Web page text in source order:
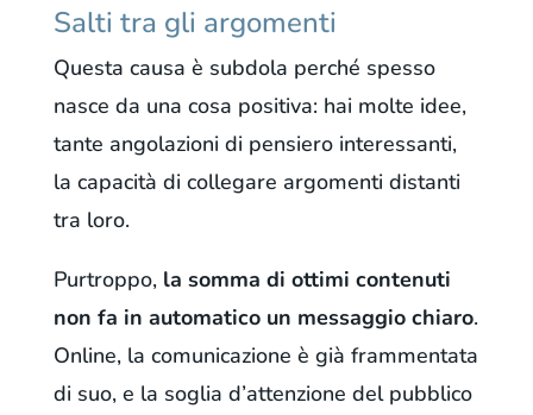
Salti tra gli argomenti
Questa causa è subdola perché spesso
nasce da una cosa positiva: hai molte idee,
tante angolazioni di pensiero interessanti,
la capacità di collegare argomenti distanti
tra loro.
Purtroppo, la somma di ottimi contenuti
non fa in automatico un messaggio chiaro.
Online, la comunicazione è già frammentata
di suo, e la soglia d’attenzione del pubblico